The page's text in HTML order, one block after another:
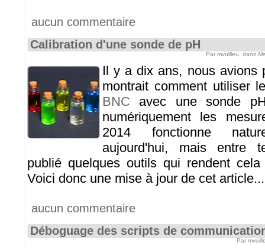
aucun commentaire
Calibration d'une sonde de pH
Par mvuilleu, dans
Il y a dix ans, nous avions
montrait comment utiliser
BNC avec une sonde
numériquement les
2014 fonctionne
aujourd'hui, mais entre
publié quelques outils qui rendent
Voici donc une mise à jour de cet article...
aucun commentaire
Déboguage des scripts de
Par